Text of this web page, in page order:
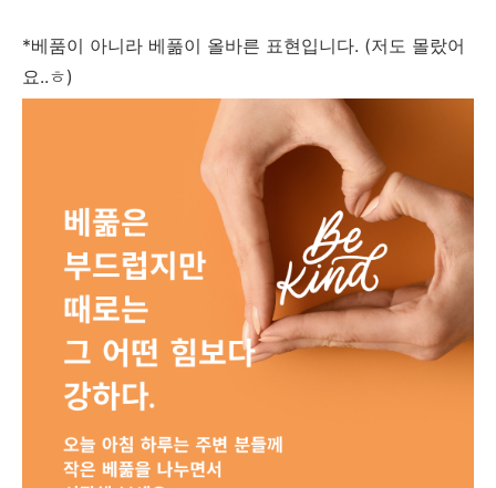
*베품이 아니라 베풂이 올바른 표현입니다. (저도 몰랐어
요..ㅎ)